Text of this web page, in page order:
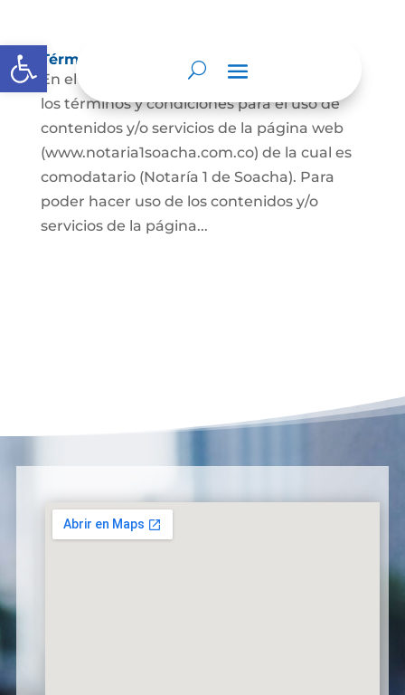
Abrir barra de herramientas
Términos y condiciones
En el presente documento se establecen
los términos y condiciones para el uso de
contenidos y/o servicios de la página web
(www.notaria1soacha.com.co) de la cual es
comodatario (Notaría 1 de Soacha). Para
poder hacer uso de los contenidos y/o
servicios de la página...